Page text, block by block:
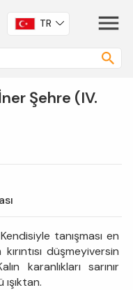
TR
Şehre (IV.
tanışması en
düşmeyiversin
karanlıkları sarınır